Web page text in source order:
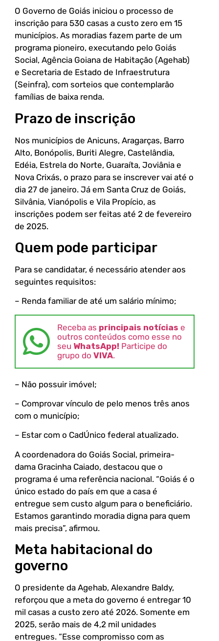
O Governo de Goiás iniciou o processo de
inscrição para 530 casas a custo zero em 15
municípios. As moradias fazem parte de um
programa pioneiro, executando pelo Goiás
Social, Agência Goiana de Habitação (Agehab)
e Secretaria de Estado de Infraestrutura
(Seinfra), com sorteios que contemplarão
famílias de baixa renda.
Prazo de inscrição
Nos municípios de Anicuns, Aragarças, Barro
Alto, Bonópolis, Buriti Alegre, Castelândia,
Edéia, Estrela do Norte, Guaraíta, Joviânia e
Nova Crixás, o prazo para se inscrever vai até o
dia 27 de janeiro. Já em Santa Cruz de Goiás,
Silvânia, Vianópolis e Vila Propício, as
inscrições podem ser feitas até 2 de fevereiro
de 2025.
Quem pode participar
Para se candidatar, é necessário atender aos
seguintes requisitos:
– Renda familiar de até um salário mínimo;
Receba as principais notícias e
outros conteúdos como esse no
seu WhatsApp! Participe do
grupo do VIVA.
– Não possuir imóvel;
– Comprovar vínculo de pelo menos três anos
com o município;
– Estar com o CadÚnico federal atualizado.
A coordenadora do Goiás Social, primeira-
dama Gracinha Caiado, destacou que o
programa é uma referência nacional. “Goiás é o
único estado do país em que a casa é
entregue sem custo algum para o beneficiário.
Estamos garantindo moradia digna para quem
mais precisa”, afirmou.
Meta habitacional do
governo
O presidente da Agehab, Alexandre Baldy,
reforçou que a meta do governo é entregar 10
mil casas a custo zero até 2026. Somente em
2025, serão mais de 4,2 mil unidades
entregues. “Esse compromisso com as